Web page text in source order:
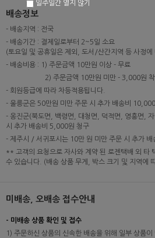
배송정보
- 배송지역 : 전국
- 배송기간 : 결제일로부터 2~5일 소요
(토요일 및 공휴일은 제외, 도서/산간지역 등 사정에
- 배송비용 : 1) 주문금액 10만원 이상 - 무료
2) 주문금액 10만원 미만 - 3,000원
- 회원등급에 따라 차등적용됩니다.
- 울릉군은 50만원 미만 주문 시 추가 배송비
- 옹진군(북도면, 백령면, 대청면, 덕적면, 영흥면,
시 추가 배송비 5,000원 청구
- 제주시 / 서귀포시는 10만 원 미만 주문 시 추가
** 고객의 요청으로 자사와 계약 된 로젠택배 외 타
수 있습니다. (배송 상품 무게, 박스 크기 및 지역에
미배송, 오배송 접수안내
- 미배송 상품 확인 및 접수
1) 주문하신 상품의 신속한 배송을 위해 일부 상품이
일주일간 열지 않기